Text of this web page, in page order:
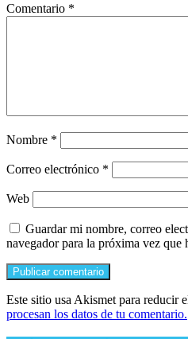
Comentario *
Nombre *
Correo electrónico *
Web
Guardar mi nombre, correo
navegador para la próxima vez que
Este sitio usa Akismet para reducir
procesan los datos de tu comentario.